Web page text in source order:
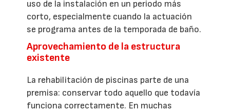
uso de la instalación en un periodo más
corto, especialmente cuando la actuación
se programa antes de la temporada de baño.
Aprovechamiento de la estructura
existente
La rehabilitación de piscinas parte de una
premisa: conservar todo aquello que todavía
funciona correctamente. En muchas